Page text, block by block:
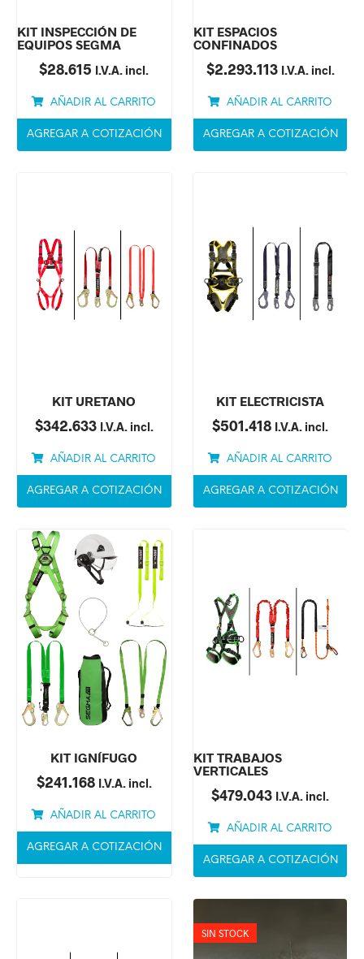
KIT INSPECCIÓN DE
EQUIPOS SEGMA
$28.615 I.V.A. incl.
AÑADIR AL CARRITO
AGREGAR A COTIZACIÓN
KIT ESPACIOS
CONFINADOS
$2.293.113 I.V.A. incl.
AÑADIR AL CARRITO
AGREGAR A COTIZACIÓN
KIT URETANO
$342.633 I.V.A. incl.
AÑADIR AL CARRITO
AGREGAR A COTIZACIÓN
KIT ELECTRICISTA
$501.418 I.V.A. incl.
AÑADIR AL CARRITO
AGREGAR A COTIZACIÓN
KIT IGNÍFUGO
$241.168 I.V.A. incl.
AÑADIR AL CARRITO
AGREGAR A COTIZACIÓN
KIT TRABAJOS
VERTICALES
$479.043 I.V.A. incl.
AÑADIR AL CARRITO
AGREGAR A COTIZACIÓN
SIN STOCK